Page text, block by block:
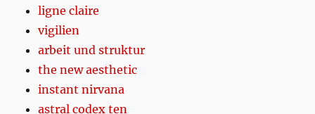
ligne claire
vigilien
arbeit und struktur
the new aesthetic
instant nirvana
astral codex ten